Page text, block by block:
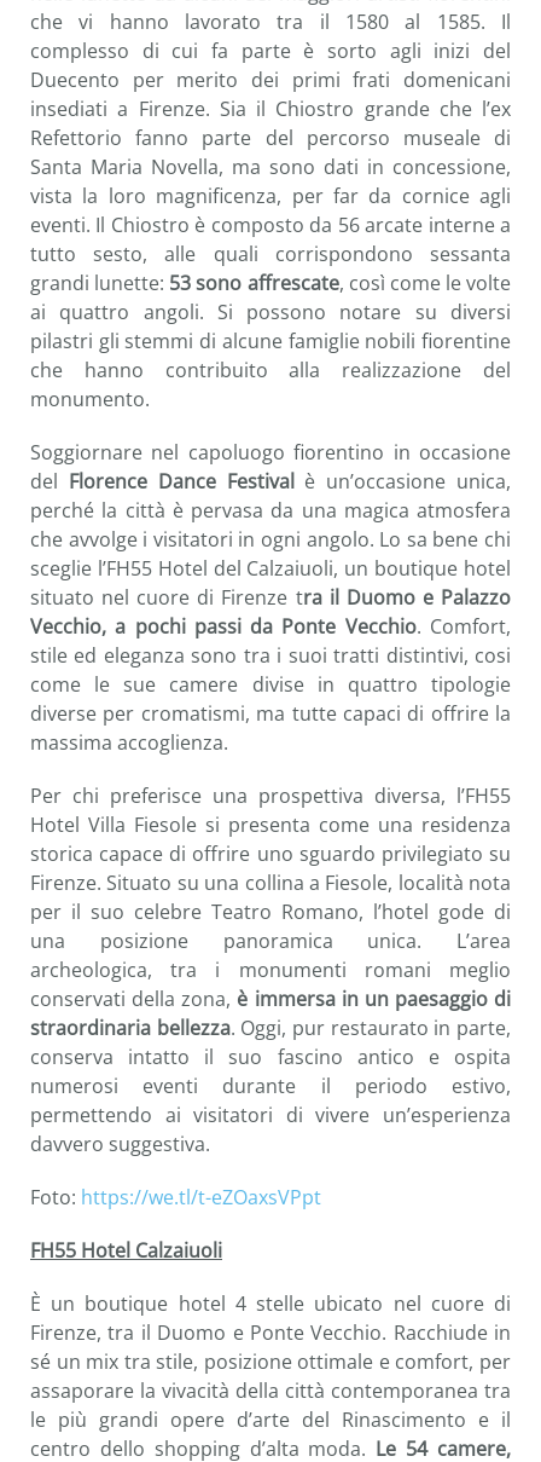
che vi hanno lavorato tra il 1580 al 1585. Il
complesso di cui fa parte è sorto agli inizi del
Duecento per merito dei primi frati domenicani
insediati a Firenze. Sia il Chiostro grande che l’ex
Refettorio fanno parte del percorso museale di
Santa Maria Novella, ma sono dati in concessione,
vista la loro magnificenza, per far da cornice agli
eventi. Il Chiostro è composto da 56 arcate interne a
tutto sesto, alle quali corrispondono sessanta
grandi lunette: 53 sono affrescate, così come le volte
ai quattro angoli. Si possono notare su diversi
pilastri gli stemmi di alcune famiglie nobili fiorentine
che hanno contribuito alla realizzazione del
monumento.
Soggiornare nel capoluogo fiorentino in occasione
del Florence Dance Festival è un’occasione unica,
perché la città è pervasa da una magica atmosfera
che avvolge i visitatori in ogni angolo. Lo sa bene chi
sceglie l’FH55 Hotel del Calzaiuoli, un boutique hotel
situato nel cuore di Firenze tra il Duomo e Palazzo
Vecchio, a pochi passi da Ponte Vecchio. Comfort,
stile ed eleganza sono tra i suoi tratti distintivi, cosi
come le sue camere divise in quattro tipologie
diverse per cromatismi, ma tutte capaci di offrire la
massima accoglienza.
Per chi preferisce una prospettiva diversa, l’FH55
Hotel Villa Fiesole si presenta come una residenza
storica capace di offrire uno sguardo privilegiato su
Firenze. Situato su una collina a Fiesole, località nota
per il suo celebre Teatro Romano, l’hotel gode di
una posizione panoramica unica. L’area
archeologica, tra i monumenti romani meglio
conservati della zona, è immersa in un paesaggio di
straordinaria bellezza. Oggi, pur restaurato in parte,
conserva intatto il suo fascino antico e ospita
numerosi eventi durante il periodo estivo,
permettendo ai visitatori di vivere un’esperienza
davvero suggestiva.
Foto: https://we.tl/t-eZOaxsVPpt
FH55 Hotel Calzaiuoli
È un boutique hotel 4 stelle ubicato nel cuore di
Firenze, tra il Duomo e Ponte Vecchio. Racchiude in
sé un mix tra stile, posizione ottimale e comfort, per
assaporare la vivacità della città contemporanea tra
le più grandi opere d’arte del Rinascimento e il
centro dello shopping d’alta moda. Le 54 camere,